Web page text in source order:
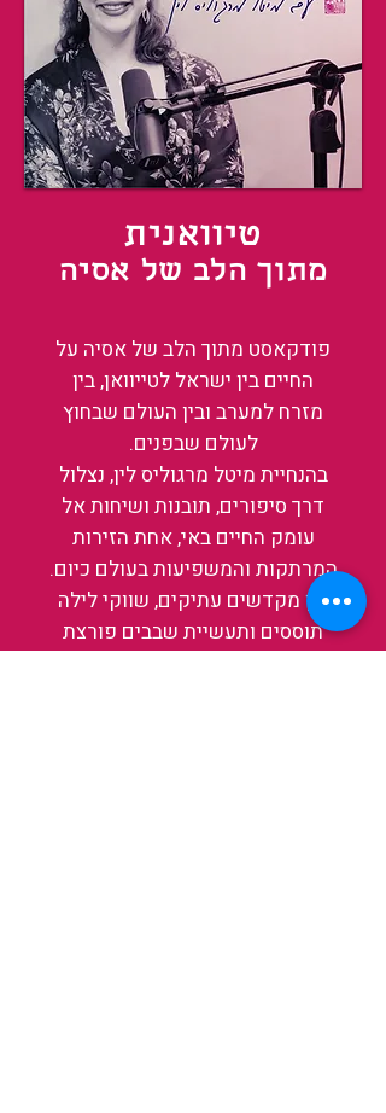
טיוואנית
מתוך הלב של אסיה
פודקאסט מתוך הלב של אסיה על
החיים בין ישראל לטייוואן, בין
מזרח למערב ובין העולם שבחוץ
לעולם שבפנים.
בהנחיית מיטל מרגוליס לין, נצלול
דרך סיפורים, תובנות ושיחות אל
עומק החיים באי, אחת הזירות
המרתקות והמשפיעות בעולם כיום.
בין מקדשים עתיקים, שווקי לילה
תוססים ותעשיית שבבים פורצת